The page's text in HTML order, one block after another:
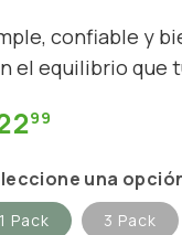
confiable y
el equilibrio que
99
una
1 Pack 3 Pack